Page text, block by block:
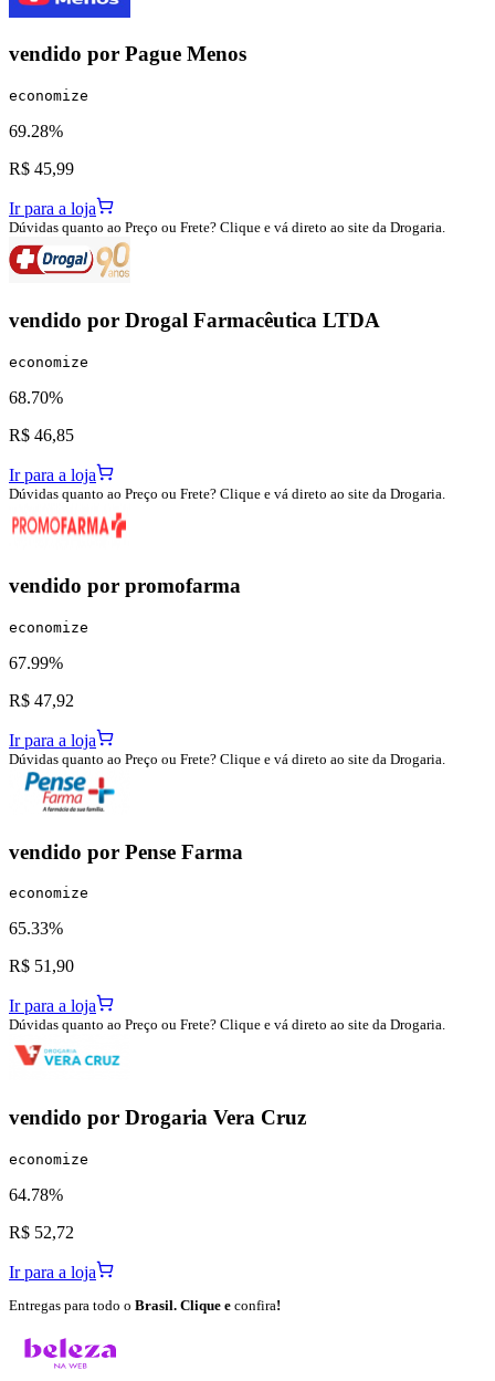
vendido por Pague Menos
economize
69.28%
R$ 45,99
Ir para a loja
Dúvidas quanto ao Preço ou Frete? Clique e vá direto ao site da Drogaria.
vendido por Drogal Farmacêutica LTDA
economize
68.70%
R$ 46,85
Ir para a loja
Dúvidas quanto ao Preço ou Frete? Clique e vá direto ao site da Drogaria.
vendido por promofarma
economize
67.99%
R$ 47,92
Ir para a loja
Dúvidas quanto ao Preço ou Frete? Clique e vá direto ao site da Drogaria.
vendido por Pense Farma
economize
65.33%
R$ 51,90
Ir para a loja
Dúvidas quanto ao Preço ou Frete? Clique e vá direto ao site da Drogaria.
vendido por Drogaria Vera Cruz
economize
64.78%
R$ 52,72
Ir para a loja
Entregas para todo o Brasil. Clique e confira!